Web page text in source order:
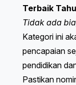
Terbaik
Tidak ada
Kategori ini
pencapaian
pendidikan
Pastikan